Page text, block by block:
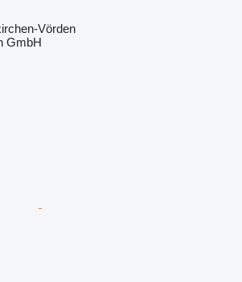
Vörden
GmbH